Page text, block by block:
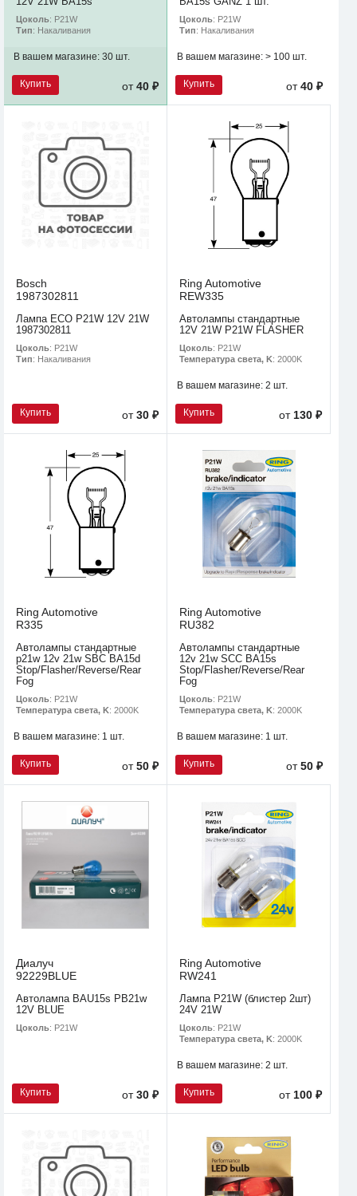
Цоколь: P21W
Тип: Накаливания
В вашем магазине: 30 шт.
Купить от40 ₽
Цоколь: P21W
Тип: Накаливания
В вашем магазине: > 100 шт.
Купить от40 ₽
Bosch
1987302811
Лампа ECO P21W 12V 21W
1987302811
Цоколь: P21W
Тип: Накаливания
Купить от30 ₽
Ring Automotive
REW335
Автолампы стандартные
12V 21W P21W FLASHER
Цоколь: P21W
Температура света, K: 2000K
В вашем магазине: 2 шт.
Купить от 130 ₽
Ring Automotive
R335
Автолампы стандартные
p21w 12v 21w SBC BA15d
Stop/Flasher/Reverse/Rear
Fog
Цоколь: P21W
Температура света, K: 2000K
В вашем магазине: 1 шт.
Купить от50 ₽
Ring Automotive
RU382
Автолампы стандартные
12v 21w SCC BA15s
Stop/Flasher/Reverse/Rear
Fog
Цоколь: P21W
Температура света, K: 2000K
В вашем магазине: 1 шт.
Купить от50 ₽
Диалуч
92229BLUE
Автолампа BAU15s PB21w
12V BLUE
Цоколь: P21W
Купить от30 ₽
Ring Automotive
RW241
Лампа P21W (блистер 2шт)
24V 21W
Цоколь: P21W
Температура света, K: 2000K
В вашем магазине: 2 шт.
Купить от 100 ₽